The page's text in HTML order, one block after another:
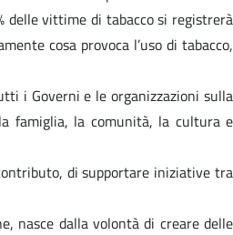
delle vittime di tabacco si registrerà
cosa provoca l’uso di tabacco,
i Governi e le organizzazioni sulla
famiglia, la comunità, la cultura e
di supportare iniziative tra
nasce dalla volontà di creare delle